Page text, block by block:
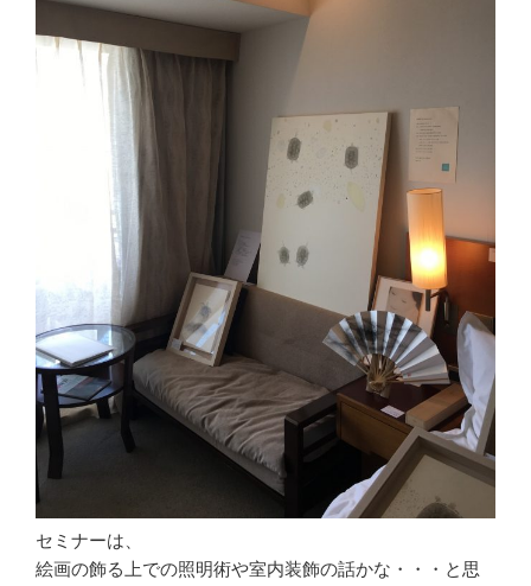
セミナーは、
絵画の飾る上での照明術や室内装飾の話かな・・・と思